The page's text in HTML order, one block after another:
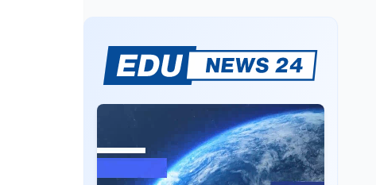
Volontariato, firmata
l’intesa triennale tra
Ministero del Lavoro e
Scuola5 ago
Il Ministro della Pa
Zangrillo in Parlamento:
"12 miliardi per l'edilizia